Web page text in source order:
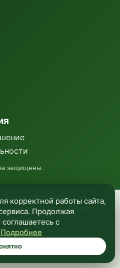
Метрику для
улучшения работы
защищены.
корректной работы сайта,
Продолжая
соглашаетесь с
Подробнее